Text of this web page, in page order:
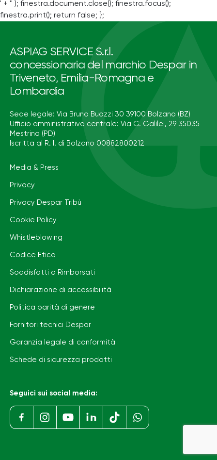
' + '' ); finestra.document.close(); finestra.focus();
finestra.print(); return false; };
ASPIAG SERVICE S.r.l.
concessionaria del marchio Despar in
Triveneto, Emilia-Romagna e
Lombardia
Sede legale: Via Bruno Buozzi 30 39100 Bolzano (BZ)
Ufficio amministrativo centrale: Via G. Galilei, 29 35035
Mestrino (PD)
Iscritta al R. I. di Bolzano 00882800212
Media & Press
Privacy
Privacy Despar Tribù
Cookie Policy
Whistleblowing
Codice Etico
Soddisfatti o Rimborsati
Dichiarazione di accessibilità
Politica parità di genere
Fornitori tecnici Despar
Garanzia legale di conformità
Schede di sicurezza prodotti
Seguici sui social media: